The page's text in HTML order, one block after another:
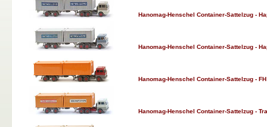
Hanomag-Henschel Container-Sattelzug -
Hanomag-Henschel Container-Sattelzug -
Hanomag-Henschel Container-Sattelzug -
Hanomag-Henschel Container-Sattelzug -